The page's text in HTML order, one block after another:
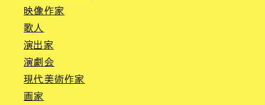
映像作家
歌人
演出家
演劇会
現代美術作家
画家